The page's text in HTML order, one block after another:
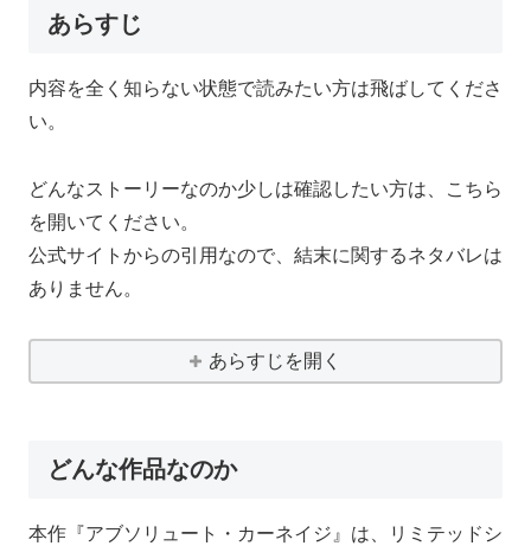
あらすじ
内容を全く知らない状態で読みたい方は飛ばしてくださ
い。
どんなストーリーなのか少しは確認したい方は、こちら
を開いてください。
公式サイトからの引用なので、結末に関するネタバレは
ありません。
あらすじを開く
どんな作品なのか
本作『アブソリュート・カーネイジ』は、リミテッドシ